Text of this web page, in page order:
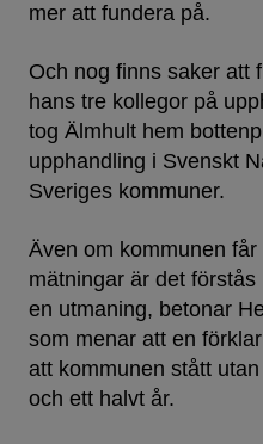
mer att fundera på.
Och nog finns saker att
hans tre kollegor på
tog Älmhult hem
upphandling i Svenskt
Sveriges kommuner.
Även om kommunen
mätningar är det
en utmaning, betonar
som menar att en
att kommunen stått
och ett halvt år.